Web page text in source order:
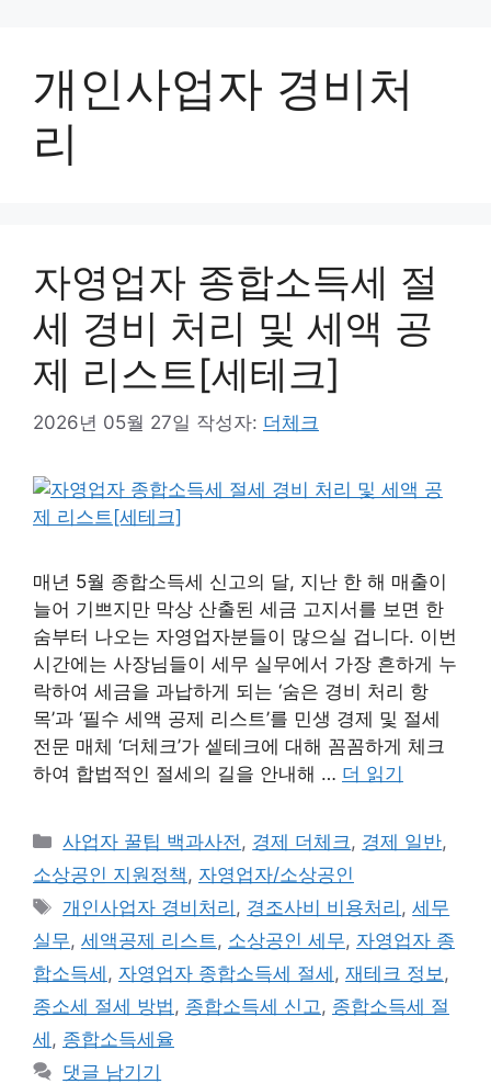
개인사업자 경비처
리
자영업자 종합소득세 절
세 경비 처리 및 세액 공
제 리스트[세테크]
2026년 05월 27일 작성자: 더체크
매년 5월 종합소득세 신고의 달, 지난 한 해 매출이
늘어 기쁘지만 막상 산출된 세금 고지서를 보면 한
숨부터 나오는 자영업자분들이 많으실 겁니다. 이번
시간에는 사장님들이 세무 실무에서 가장 흔하게 누
락하여 세금을 과납하게 되는 ‘숨은 경비 처리 항
목’과 ‘필수 세액 공제 리스트’를 민생 경제 및 절세
전문 매체 ‘더체크’가 셑테크에 대해 꼼꼼하게 체크
하여 합법적인 절세의 길을 안내해 … 더 읽기
카
테
고
리
사업자 꿀팁 백과사전 , 경제 더체크 , 경제 일반,
소상공인 지원정책 , 자영업자/소상공인
태
그
개인사업자 경비처리 , 경조사비 비용처리 ,세무
실무, 세액공제 리스트 , 소상공인 세무, 자영업자 종
합소득세 , 자영업자 종합소득세 절세 , 재테크 정보 ,
종소세 절세 방법 , 종합소득세 신고 , 종합소득세 절
세 , 종합소득세율
댓글 남기기